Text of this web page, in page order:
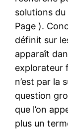
solutions du
Page ).
définit sur
apparaît
explorateur
n’est par la
question
que l’on
plus un